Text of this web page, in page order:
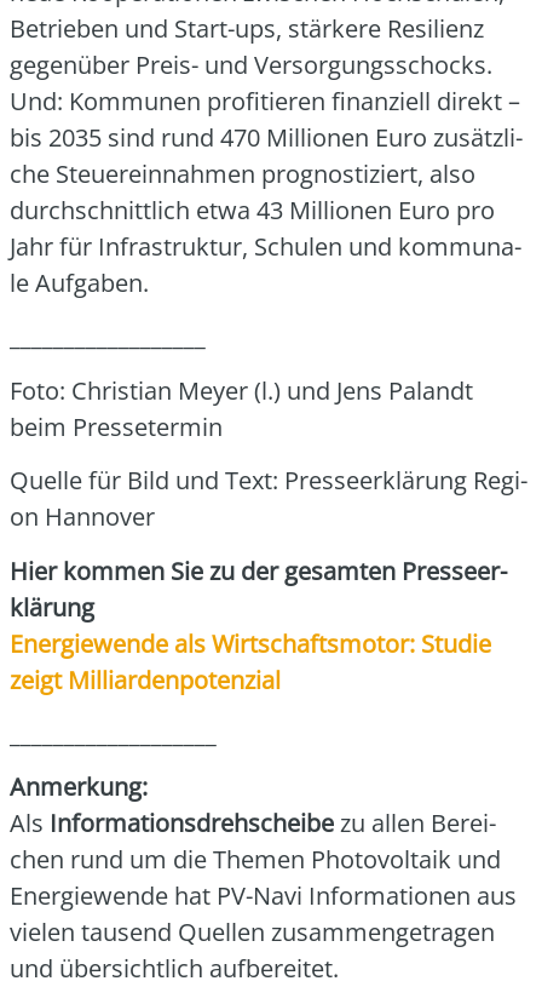
Betrie­ben und Start-ups, stär­ke­re Resi­li­enz
gegen­über Preis- und Ver­sor­gungs­schocks.
Und: Kom­mu­nen pro­fi­tie­ren finan­zi­ell direkt –
bis 2035 sind rund 470 Mil­lio­nen Euro zusätz­li­
che Steu­er­ein­nah­men pro­gnos­ti­ziert, also
durch­schnitt­lich etwa 43 Mil­lio­nen Euro pro
Jahr für Infra­struk­tur, Schu­len und kom­mu­na­
le Auf­ga­ben.
Foto: Chris­ti­an Mey­er (l.) und Jens Palandt
beim Pres­se­ter­min
Quel­le für Bild und Text: Pres­se­er­klä­rung Regi­
on Han­no­ver
Hier kom­men Sie zu der gesam­ten Pres­se­er­
klä­rung
Ener­gie­wen­de als Wirt­schafts­mo­tor: Stu­die
zeigt Mil­li­ar­den­po­ten­zi­al
Anmer­kung:
Als Infor­ma­ti­ons­dreh­schei­bezu allen Berei­
chen rund um die The­men Pho­to­vol­ta­ik und
Ener­gie­wen­de hat PV-Navi Infor­ma­tio­nen aus
vie­len tau­send Quel­len zusam­men­ge­tra­gen
und über­sicht­lich auf­be­rei­tet.